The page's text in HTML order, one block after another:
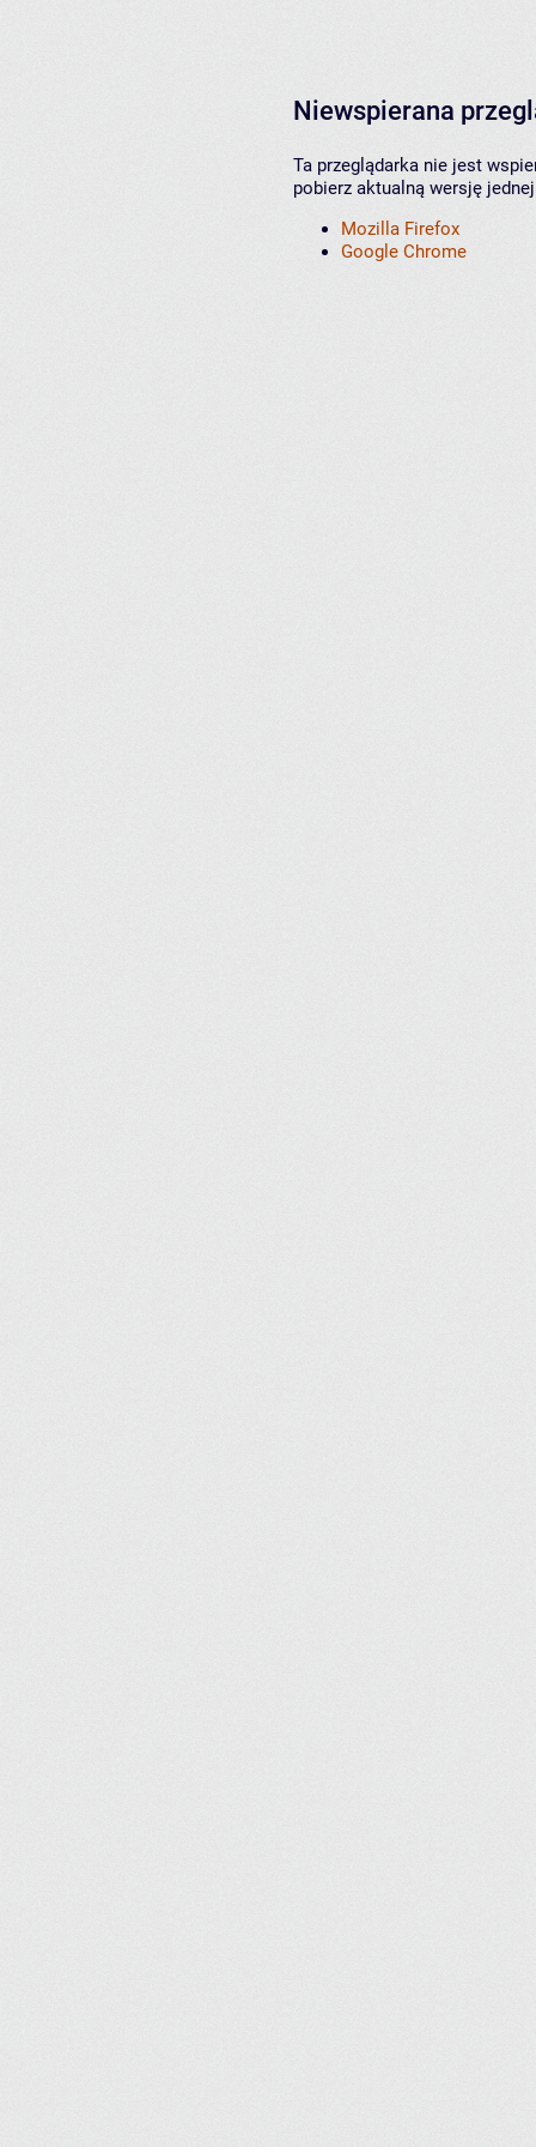
Niewspierana
Ta przeglądarka nie jest
pobierz aktualną wersję
Mozilla Firefox
Google Chrome